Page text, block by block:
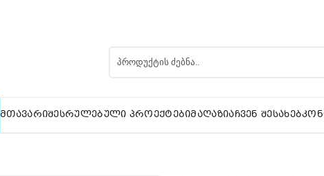
ᲛᲗᲐᲕᲐᲠᲘᲨᲔᲡᲠᲣᲚᲔᲑᲣᲚᲘ ᲞᲠᲝᲔᲥᲢᲔᲑᲘᲛᲐᲦᲐᲖᲘᲐᲩᲕᲔᲜ ᲨᲔᲡᲐᲮᲔᲑ